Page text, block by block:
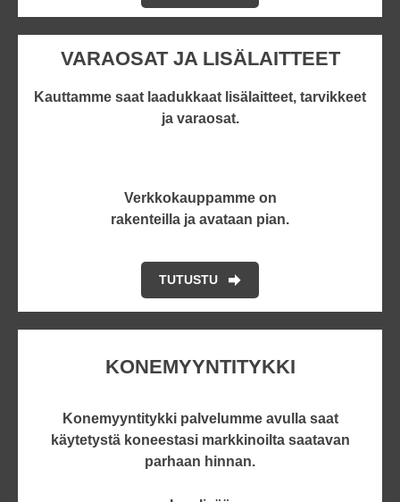
VARAOSAT JA LISÄLAITTEET
Kauttamme saat laadukkaat lisälaitteet, tarvikkeet
ja varaosat.
Verkkokauppamme on
rakenteilla ja avataan pian.
TUTUSTU
KONEMYYNTITYKKI
Konemyyntitykki palvelumme avulla saat
käytetystä koneestasi markkinoilta saatavan
parhaan hinnan.